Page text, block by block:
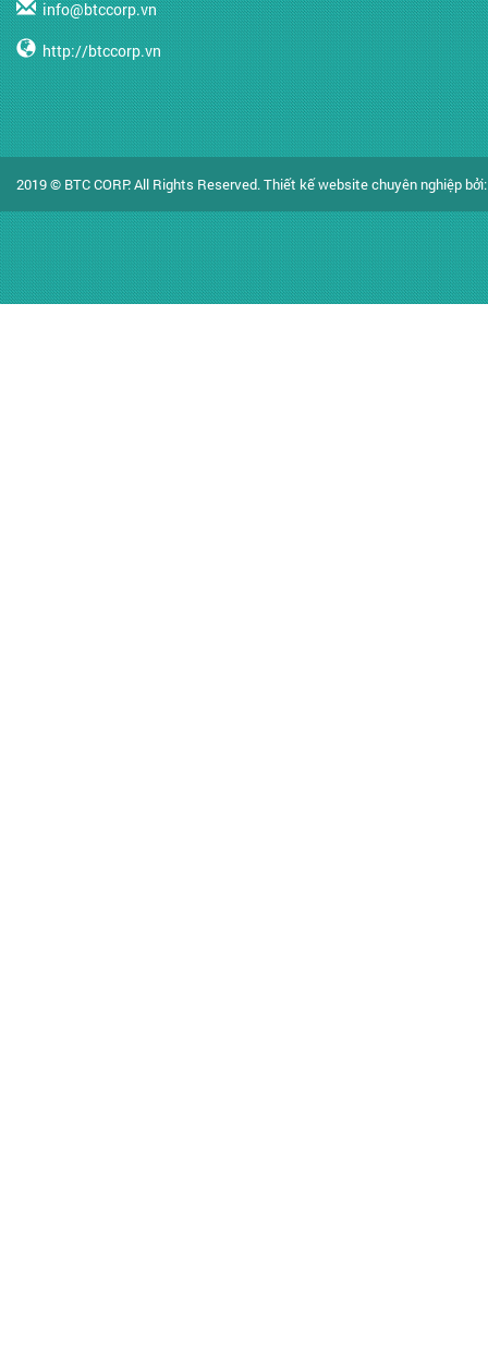
info@btccorp.vn
http://btccorp.vn
2019 © BTC CORP. All Rights Reserved.Thiết kế website chuyên nghiệp